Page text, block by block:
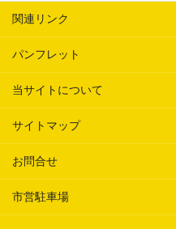
関連リンク
パンフレット
当サイトについて
サイトマップ
お問合せ
市営駐車場